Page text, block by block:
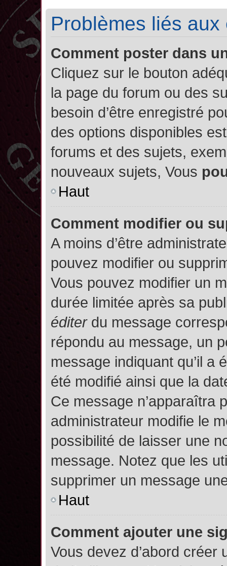
Problèmes liés
Comment poster dans
Cliquez sur le bouton
la page du forum ou des
besoin d’être enregistré
des options disponibles
forums et des sujets,
nouveaux sujets, Vous
Haut
Comment modifier ou
A moins d’être
pouvez modifier ou
Vous pouvez modifier un
durée limitée après sa
éditerdu message
répondu au message, un
message indiquant qu’il a
été modifié ainsi que la
Ce message n’apparaîtra
administrateur modifie le
possibilité de laisser une
message. Notez que les
supprimer un message
Haut
Comment ajouter une
Vous devez d’abord